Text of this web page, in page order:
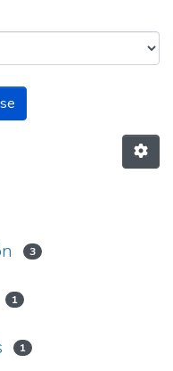
3
1
1